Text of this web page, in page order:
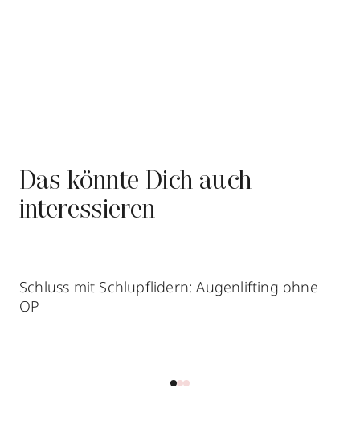
Das könnte Dich auch
interessieren
Schluss mit Schlupflidern: Augenlifting ohne
OP